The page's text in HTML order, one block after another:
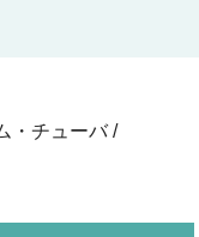
・チューバ /